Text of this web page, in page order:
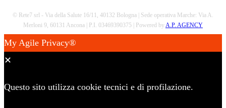
© Rete7 srl - Via della Salute 16/11, 40132 Bologna | Sede operativa Marche: Via A.
Merloni 9, 60131 Ancona | P.I. 03469390375 | Powered byA.P. AGENCY
My Agile Privacy®
✕
Questo sito utilizza cookie tecnici e di profilazione.